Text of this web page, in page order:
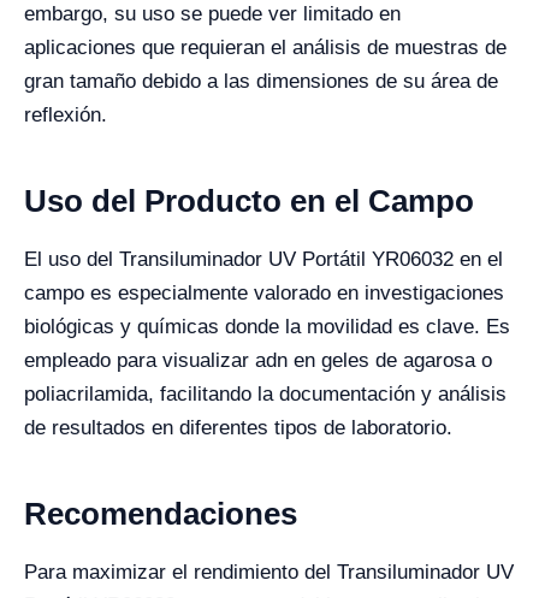
embargo, su uso se puede ver limitado en
aplicaciones que requieran el análisis de muestras de
gran tamaño debido a las dimensiones de su área de
reflexión.
Uso del Producto en el Campo
El uso del Transiluminador UV Portátil YR06032 en el
campo es especialmente valorado en investigaciones
biológicas y químicas donde la movilidad es clave. Es
empleado para visualizar adn en geles de agarosa o
poliacrilamida, facilitando la documentación y análisis
de resultados en diferentes tipos de laboratorio.
Recomendaciones
Para maximizar el rendimiento del Transiluminador UV